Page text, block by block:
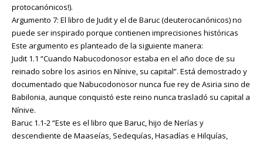
protocanónicos!).
Argumento 7: El libro de Judit y el de Baruc (deuterocanónicos) no
puede ser inspirado porque contienen imprecisiones históricas
Este argumento es planteado de la siguiente manera:
Judit 1.1 “Cuando Nabucodonosor estaba en el año doce de su
reinado sobre los asirios en Nínive, su capital”. Está demostrado y
documentado que Nabucodonosor nunca fue rey de Asiria sino de
Babilonia, aunque conquistó este reino nunca trasladó su capital a
Nínive.
Baruc 1.1-2 “Este es el libro que Baruc, hijo de Nerías y
descendiente de Maaseías, Sedequías, Hasadías e Hilquías,